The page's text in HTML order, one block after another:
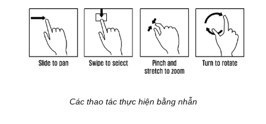
Các thao tác thực hiện bằng nhẫn